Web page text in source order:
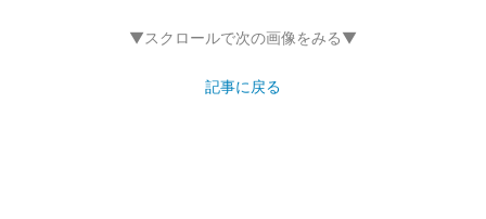
▼スクロールで次の画像をみる▼
記事に戻る